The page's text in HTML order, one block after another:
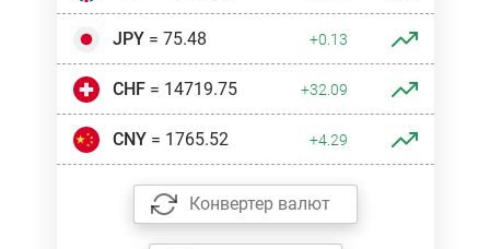
JPY= 75.48 +0.13
CHF= 14719.75 +32.09
CNY= 1765.52 +4.29
Конвертер валют